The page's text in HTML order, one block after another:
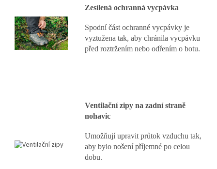
Zesílená ochranná vycpávka
Spodní část ochranné vycpávky je
vyztužena tak, aby chránila vycpávku
před roztržením nebo odřením o botu.
Ventilační zipy na zadní straně
nohavic
Umožňují upravit průtok vzduchu tak,
aby bylo nošení příjemné po celou
dobu.